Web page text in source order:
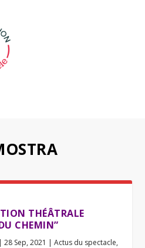
THÉÂTRALE
CHEMIN”
|28 Sep, 2021 |Actus du spectacle,